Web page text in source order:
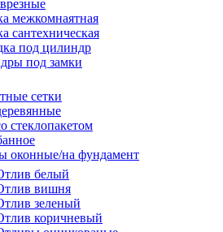
межкомнаятная
сантехническая
под цилиндр
под замки
сетки
стеклопакетом
оконные/на фундамент
белый
вишня
зеленый
коричневый